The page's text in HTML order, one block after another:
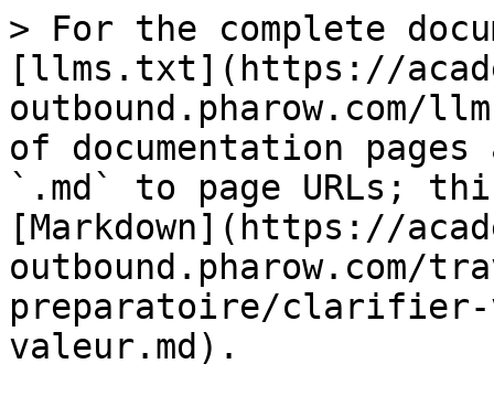
> For the complete
[llms.txt](https://
outbound.pharow.com/
of documentation
`.md` to page URLs;
[Markdown](https://
outbound.pharow.com/
preparatoire/clarifier-
valeur.md).